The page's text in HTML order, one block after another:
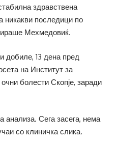
здравствена
никакви последици по
Мехмедовиќ.
добиле, 13 дена пред
на Институт за
болести Скопје, заради
Сега засега, нема
со клиничка слика.